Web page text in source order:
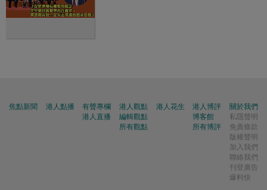
焦點新聞 港人點播
有聲專欄
港人直播
港人觀點
編輯觀點
所有觀點
港人花生
港人博評
博客館
所有博評
關於我們
私隱聲明
免責條款
版權聲明
加入我們
聯絡我們
刊登廣告
爆料快